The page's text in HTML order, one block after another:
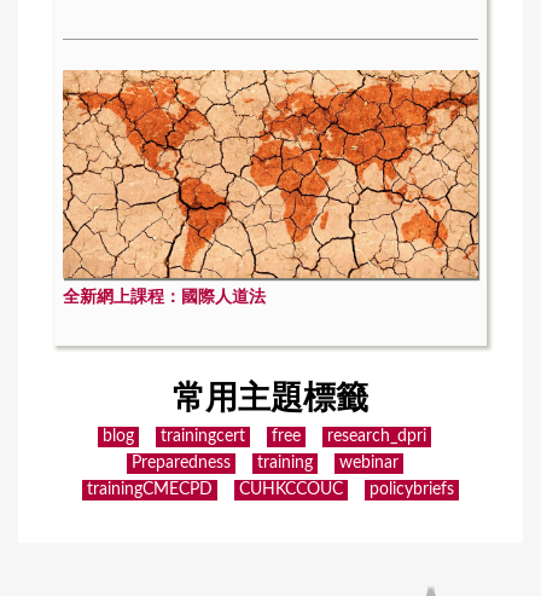
全新網上課程：國際人道法
常用主題標籤
blog trainingcert free
research_dpri
Preparedness
training
webinar
trainingCMECPD
CUHKCCOUC policybriefs